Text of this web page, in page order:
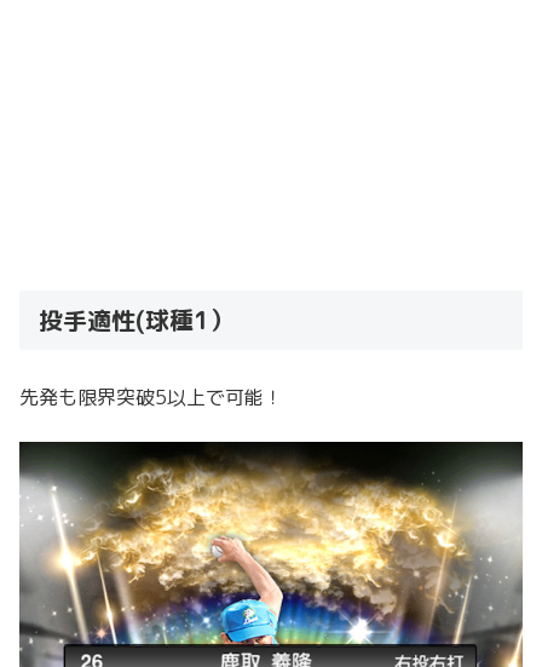
投手適性(球種1）
先発も限界突破5以上で可能！